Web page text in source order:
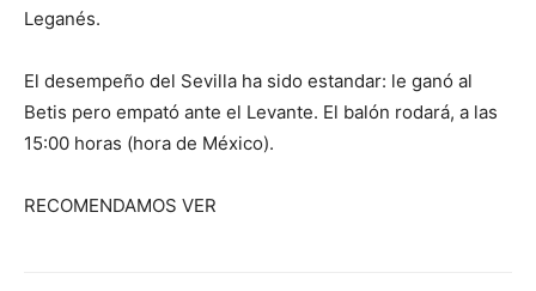
Leganés.
El desempeño del Sevilla ha sido estandar: le ganó al
Betis pero empató ante el Levante. El balón rodará, a las
15:00 horas (hora de México).
RECOMENDAMOS VER